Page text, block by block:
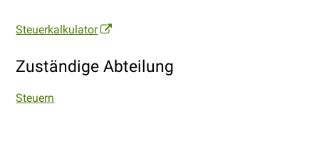
Steuerkalkulator
Zuständige Abteilung
Steuern